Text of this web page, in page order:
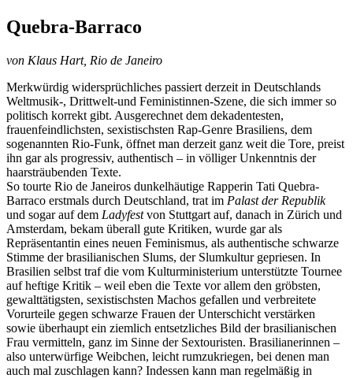
Quebra-Barraco
von Klaus Hart, Rio de Janeiro
Merkwürdig widersprüchliches passiert derzeit in Deutschlands
Weltmusik-, Drittwelt-und Feministinnen-Szene, die sich immer so
politisch korrekt gibt. Ausgerechnet dem dekadentesten,
frauenfeindlichsten, sexistischsten Rap-Genre Brasiliens, dem
sogenannten Rio-Funk, öffnet man derzeit ganz weit die Tore, preist
ihn gar als progressiv, authentisch – in völliger Unkenntnis der
haarsträubenden Texte.
So tourte Rio de Janeiros dunkelhäutige Rapperin Tati Quebra-
Barraco erstmals durch Deutschland, trat im Palast der Republik
und sogar auf dem Ladyfestvon Stuttgart auf, danach in Zürich und
Amsterdam, bekam überall gute Kritiken, wurde gar als
Repräsentantin eines neuen Feminismus, als authentische schwarze
Stimme der brasilianischen Slums, der Slumkultur gepriesen. In
Brasilien selbst traf die vom Kulturministerium unterstützte Tournee
auf heftige Kritik – weil eben die Texte vor allem den gröbsten,
gewalttätigsten, sexistischsten Machos gefallen und verbreitete
Vorurteile gegen schwarze Frauen der Unterschicht verstärken
sowie überhaupt ein ziemlich entsetzliches Bild der brasilianischen
Frau vermitteln, ganz im Sinne der Sextouristen. Brasilianerinnen –
also unterwürfige Weibchen, leicht rumzukriegen, bei denen man
auch mal zuschlagen kann? Indessen kann man regelmäßig in